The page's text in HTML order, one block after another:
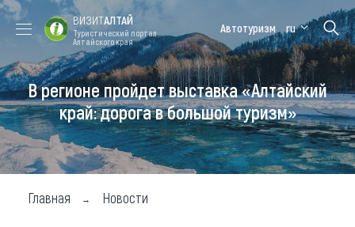
Форум VISIT
ALTAI
Цветение
маральника
Медицинский
форум
Алтайская
зимовка
Туры
Где побывать
Чем заняться
ВИЗИТАЛТАЙ
Туристический портал
Алтайского края
Автотуризм ru
В регионе пройдет выставка «Алтайский
край: дорога в большой туризм»
Главная Новости